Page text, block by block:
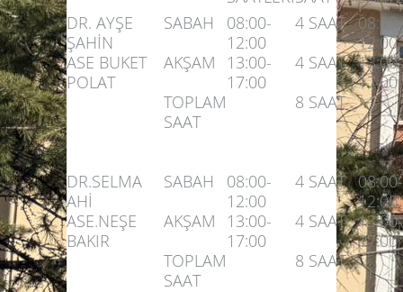
DR. AYŞE
ŞAHİN
ASE BUKET
POLAT
SABAH
08:00-
12:00
4 SAAT 08:00-
12:00
AKŞAM
13:00-
17:00
4 SAAT 13:00-
17:00
TOPLAM
SAAT
8 SAAT
DR.SELMA
AHİ
ASE.NEŞE
BAKIR
SABAH
08:00-
12:00
4 SAAT 08:00-
12:00
AKŞAM
13:00-
17:00
4 SAAT 13:00-
17:00
TOPLAM
SAAT
8 SAAT